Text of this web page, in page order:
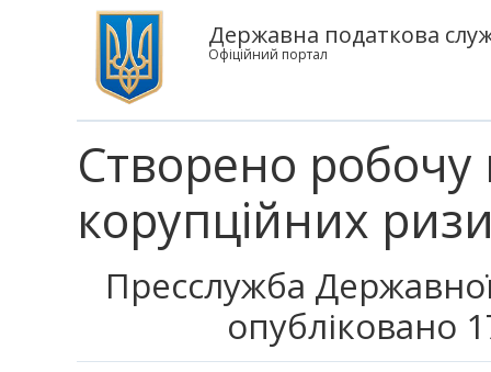
Державна податкова
Офіційний портал
Створено робочу
корупційних
Пресслужба
опубліковано